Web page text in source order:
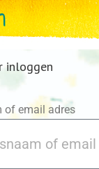
inloggen
of email adres